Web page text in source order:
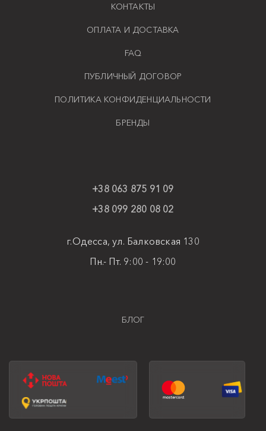
КОНТАКТЫ
ОПЛАТА И ДОСТАВКА
FAQ
ПУБЛИЧНЫЙ ДОГОВОР
ПОЛИТИКА КОНФИДЕНЦИАЛЬНОСТИ
БРЕНДЫ
+38 063 875 91 09
+38 099 280 08 02
г.Одесса, ул. Балковская 130
Пн.- Пт. 9:00 - 19:00
БЛОГ